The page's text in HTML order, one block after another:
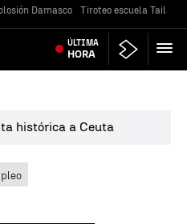
Damasco Tiroteo escuela
ÚLTIMA
HORA
histórica a Ceuta